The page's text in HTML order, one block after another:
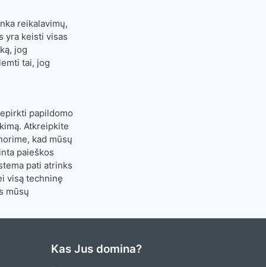
reikalavimų,
yra keisti visas
jog
tai, jog
papildomo
Atkreipkite
kad mūsų
paieškos
pati atrinks
visą techninę
mūsų
Kas Jus domina?